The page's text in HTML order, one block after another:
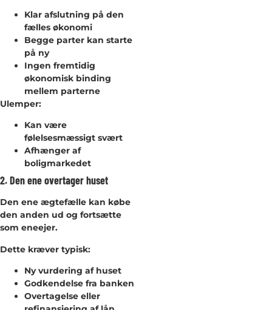
Klar afslutning på den
fælles økonomi
Begge parter kan starte
på ny
Ingen fremtidig
økonomisk binding
mellem parterne
Ulemper:
Kan være
følelsesmæssigt svært
Afhænger af
boligmarkedet
2. Den ene overtager huset
Den ene ægtefælle kan købe
den anden ud og fortsætte
som eneejer.
Dette kræver typisk:
Ny vurdering af huset
Godkendelse fra banken
Overtagelse eller